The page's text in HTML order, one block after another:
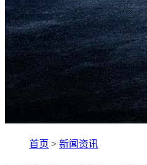
首页 > 新闻资讯